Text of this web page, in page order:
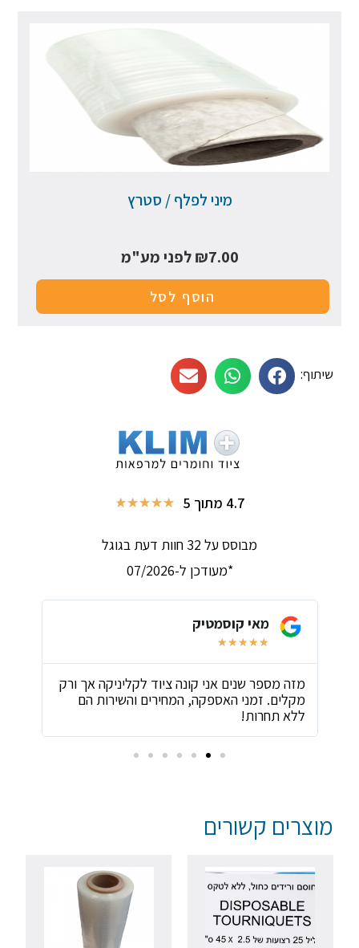
מיני לפלף / סטרץ
₪7.00 לפני מע"מ
הוסף לסל
שיתוף:
4.7 מתוך 5 ★
★
★
★
★
מבוסס על 32 חוות דעת בגוגל
*מעודכן ל-07/2026
מאי קוסמטיק
★
★
★
★
★
מזה מספר שנים אני קונה ציוד לקליניקה אך ורק
מקלים. זמני האספקה, המחירים והשירות הם
ללא תחרות!
מוצרים קשורים